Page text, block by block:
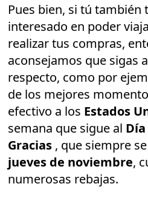
Pues bien, si tú también
interesado en poder
realizar tus compras,
aconsejamos que sigas
respecto, como por
de los mejores
efectivo a los Estados
semana que sigue al
Gracias , que siempre
jueves de noviembre,
numerosas rebajas.